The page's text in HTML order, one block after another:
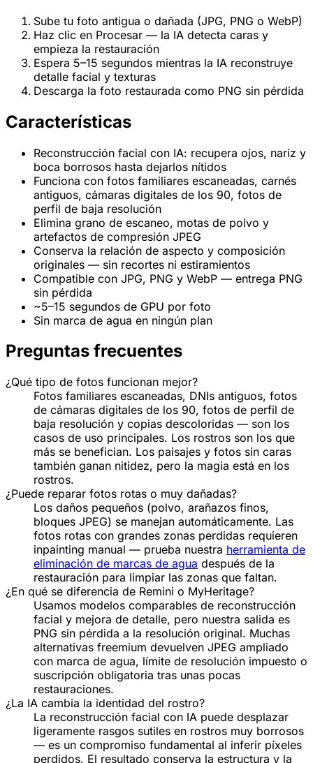
Sube tu foto antigua o dañada (JPG, PNG o WebP)
Haz clic en Procesar — la IA detecta caras y
empieza la restauración
Espera 5–15 segundos mientras la IA reconstruye
detalle facial y texturas
Descarga la foto restaurada como PNG sin pérdida
Características
Reconstrucción facial con IA: recupera ojos, nariz y
boca borrosos hasta dejarlos nítidos
Funciona con fotos familiares escaneadas, carnés
antiguos, cámaras digitales de los 90, fotos de
perfil de baja resolución
Elimina grano de escaneo, motas de polvo y
artefactos de compresión JPEG
Conserva la relación de aspecto y composición
originales — sin recortes ni estiramientos
Compatible con JPG, PNG y WebP — entrega PNG
sin pérdida
~5–15 segundos de GPU por foto
Sin marca de agua en ningún plan
Preguntas frecuentes
¿Qué tipo de fotos funcionan mejor?
Fotos familiares escaneadas, DNIs antiguos, fotos
de cámaras digitales de los 90, fotos de perfil de
baja resolución y copias descoloridas — son los
casos de uso principales. Los rostros son los que
más se benefician. Los paisajes y fotos sin caras
también ganan nitidez, pero la magia está en los
rostros.
¿Puede reparar fotos rotas o muy dañadas?
Los daños pequeños (polvo, arañazos finos,
bloques JPEG) se manejan automáticamente. Las
fotos rotas con grandes zonas perdidas requieren
inpainting manual — prueba nuestra herramienta de
eliminación de marcas de agua después de la
restauración para limpiar las zonas que faltan.
¿En qué se diferencia de Remini o MyHeritage?
Usamos modelos comparables de reconstrucción
facial y mejora de detalle, pero nuestra salida es
PNG sin pérdida a la resolución original. Muchas
alternativas freemium devuelven JPEG ampliado
con marca de agua, límite de resolución impuesto o
suscripción obligatoria tras unas pocas
restauraciones.
¿La IA cambia la identidad del rostro?
La reconstrucción facial con IA puede desplazar
ligeramente rasgos sutiles en rostros muy borrosos
— es un compromiso fundamental al inferir píxeles
perdidos. El resultado conserva la estructura y la